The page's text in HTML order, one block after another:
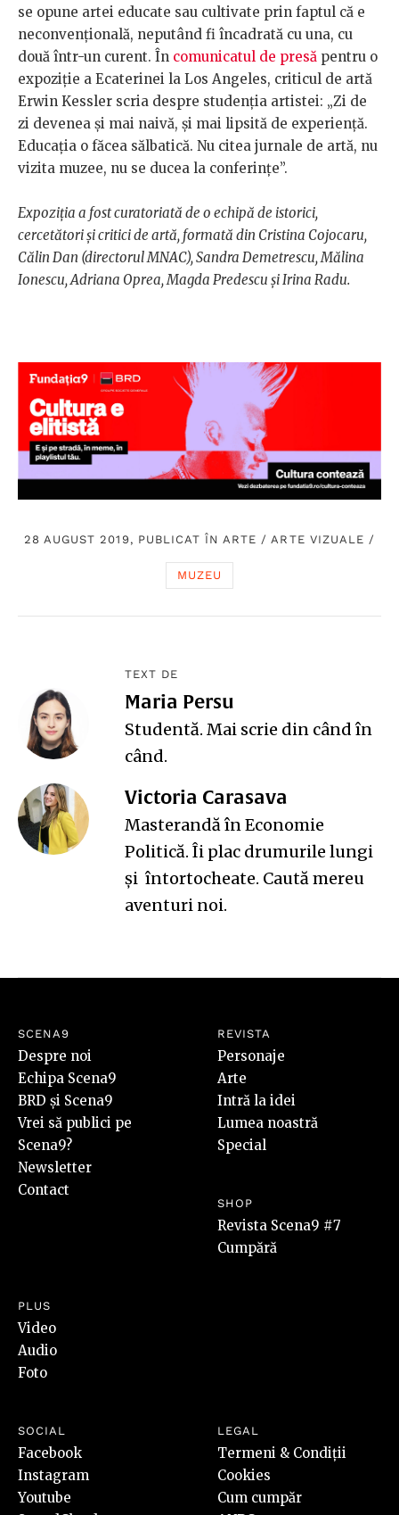
se opune artei educate sau cultivate prin faptul că e
neconvențională, neputând fi încadrată cu una, cu
două într-un curent. În comunicatul de presă pentru o
expoziție a Ecaterinei la Los Angeles, criticul de artă
Erwin Kessler scria despre studenția artistei: „Zi de
zi devenea și mai naivă, și mai lipsită de experiență.
Educația o făcea sălbatică. Nu citea jurnale de artă, nu
vizita muzee, nu se ducea la conferințe”.
Expoziția a fostcuratoriată de o echipă de istorici,
cercetători și critici de artă, formată din Cristina Cojocaru,
Călin Dan (directorul MNAC), Sandra Demetrescu, Mălina
Ionescu, Adriana Oprea, Magda Predescu și Irina Radu.
28 AUGUST 2019, PUBLICAT ÎN ARTE / ARTE VIZUALE /
MUZEU
TEXT DE
Maria Persu
Studentă. Mai scrie din când în
când.
Victoria Carasava
Masterandă în Economie
Politică. Îi plac drumurile lungi
și întortocheate. Caută mereu
aventuri noi.
SCENA9
Despre noi
Echipa Scena9
BRD și Scena9
Vrei să publici pe
Scena9?
Newsletter
Contact
REVISTA
Personaje
Arte
Intră la idei
Lumea noastră
Special
SHOP
Revista Scena9 #7
Cumpără
PLUS
Video
Audio
Foto
SOCIAL
Facebook
Instagram
Youtube
LEGAL
Termeni & Condiții
Cookies
Cum cumpăr